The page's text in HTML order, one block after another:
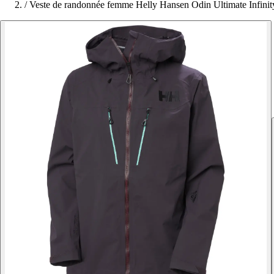
/ Veste de randonnée femme Helly Hansen Odin Ultimate